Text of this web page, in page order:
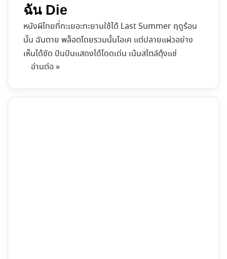
ฉัน Die
หนังผีไทยที่ทะเยอะทะยานใช้ได้ Last Summer ฤดูร้อน
นั้น ฉันตาย พล็อตโดยรวมนั้นโอเค แต่ปลายแผ่วอย่าง
เห็นได้ชัด ปันปันแสดงได้โดดเด่น เน้นสไตล์ตุ้งแช่
อ่านต่อ »